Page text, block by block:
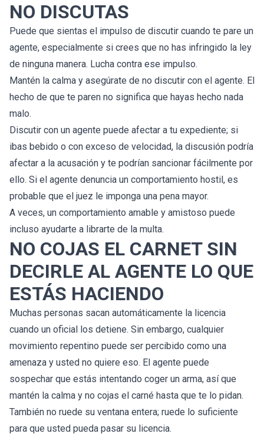
NO DISCUTAS
Puede que sientas el impulso de discutir cuando te pare un
agente, especialmente si crees que no has infringido la ley
de ninguna manera. Lucha contra ese impulso.
Mantén la calma y asegúrate de no discutir con el agente. El
hecho de que te paren no significa que hayas hecho nada
malo.
Discutir con un agente puede afectar a tu expediente; si
ibas bebido o con exceso de velocidad, la discusión podría
afectar a la acusación y te podrían sancionar fácilmente por
ello. Si el agente denuncia un comportamiento hostil, es
probable que el juez le imponga una pena mayor.
A veces, un comportamiento amable y amistoso puede
incluso ayudarte a librarte de la multa.
NO COJAS EL CARNET SIN
DECIRLE AL AGENTE LO QUE
ESTÁS HACIENDO
Muchas personas sacan automáticamente la licencia
cuando un oficial los detiene. Sin embargo, cualquier
movimiento repentino puede ser percibido como una
amenaza y usted no quiere eso. El agente puede
sospechar que estás intentando coger un arma, así que
mantén la calma y no cojas el carné hasta que te lo pidan.
También no ruede su ventana entera; ruede lo suficiente
para que usted pueda pasar su licencia.